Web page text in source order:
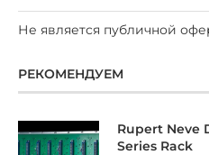
Не является публичной
РЕКОМЕНДУЕМ
Rupert Neve
Series Rack